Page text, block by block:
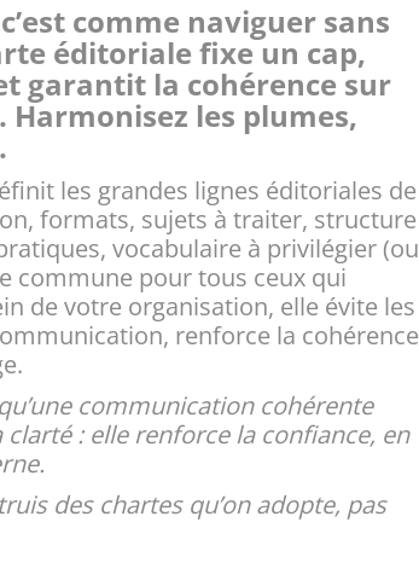
comme naviguer sans
éditoriale fixe un cap,
garantit la cohérence sur
les plumes,
les grandes lignes éditoriales de
formats, sujets à traiter, structure
vocabulaire à privilégier (ou
commune pour tous ceux qui
de votre organisation, elle évite les
renforce la cohérence
communication cohérente
clarté : elle renforce la confiance, en
des chartes qu’on adopte, pas